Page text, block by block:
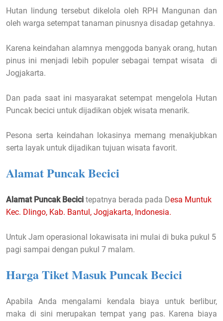
Hutan lindung tersebut dikelola oleh RPH Mangunan dan
oleh warga setempat tanaman pinusnya disadap getahnya.
Karena keindahan alamnya menggoda banyak orang, hutan
pinus ini menjadi lebih populer sebagai tempat wisata di
Jogjakarta.
Dan pada saat ini masyarakat setempat mengelola Hutan
Puncak becici untuk dijadikan objek wisata menarik.
Pesona serta keindahan lokasinya memang menakjubkan
serta layak untuk dijadikan tujuan wisata favorit.
Alamat Puncak Becici
Alamat Puncak Becici tepatnya berada pada Desa Muntuk
Kec. Dlingo, Kab. Bantul, Jogjakarta, Indonesia.
Untuk Jam operasional lokawisata ini mulai di buka pukul 5
pagi sampai dengan pukul 7 malam.
Harga Tiket Masuk Puncak Becici
Apabila Anda mengalami kendala biaya untuk berlibur,
maka di sini merupakan tempat yang pas. Karena biaya